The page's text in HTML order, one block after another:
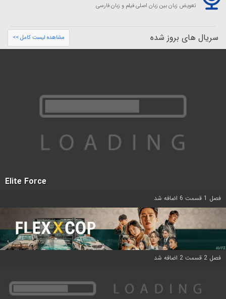
تعویض زبان بین زبان اصلی فیلم و زبان فارسی
سریال های بروز شده مشاهده لیست کامل >>
Elite Force
فصل 1 قسمت 6 اضافه شد
فصل 2 قسمت 2 اضافه شد